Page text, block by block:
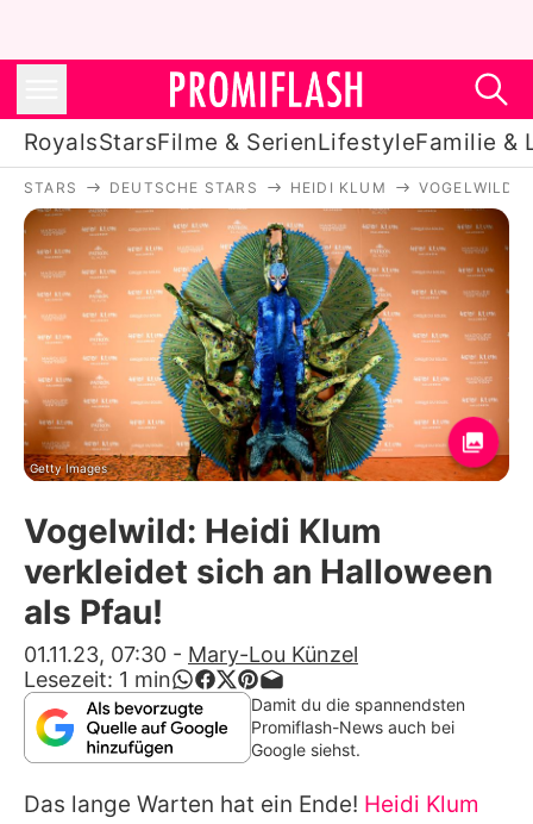
RoyalsStarsFilme & SerienLifestyleFamilie &
Royals
Stars
Filme & Serien
Lifestyle
Familie & Liebe
Promiflash Exklusiv
Alle Themen auf Promiflash
App runterladen
Team
Redaktionelle Richtlinien
Impressum
STARS DEUTSCHE STARS HEIDI KLUM VOGELWILD:
Getty Images
Vogelwild: Heidi Klum
verkleidet sich an Halloween
als Pfau!
01.11.23, 07:30 - Mary-Lou Künzel
Lesezeit: 1 min
Damit du die spannendsten
Promiflash-News auch bei
Google siehst.
Das lange Warten hat ein Ende! Heidi Klum